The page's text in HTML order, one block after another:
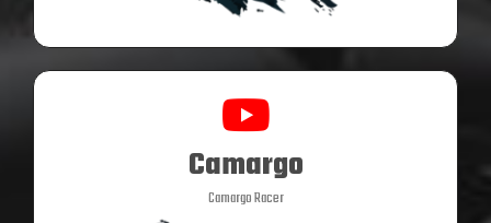
Camargo
Camargo Racer